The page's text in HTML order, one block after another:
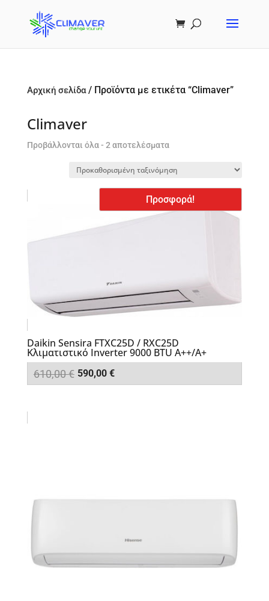
Αρχική σελίδα/ Προϊόντα με ετικέτα “Climaver”
Climaver
Προβάλλονται όλα - 2 αποτελέσματα
Προσφορά!
Daikin Sensira FTXC25D / RXC25D
Κλιματιστικό Inverter 9000 BTU A++/A+
610,00€ Original
price
590,00 €Η
τρέχουσα